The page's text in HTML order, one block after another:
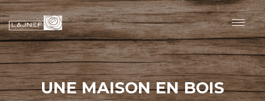
UNE MAISON EN BOIS